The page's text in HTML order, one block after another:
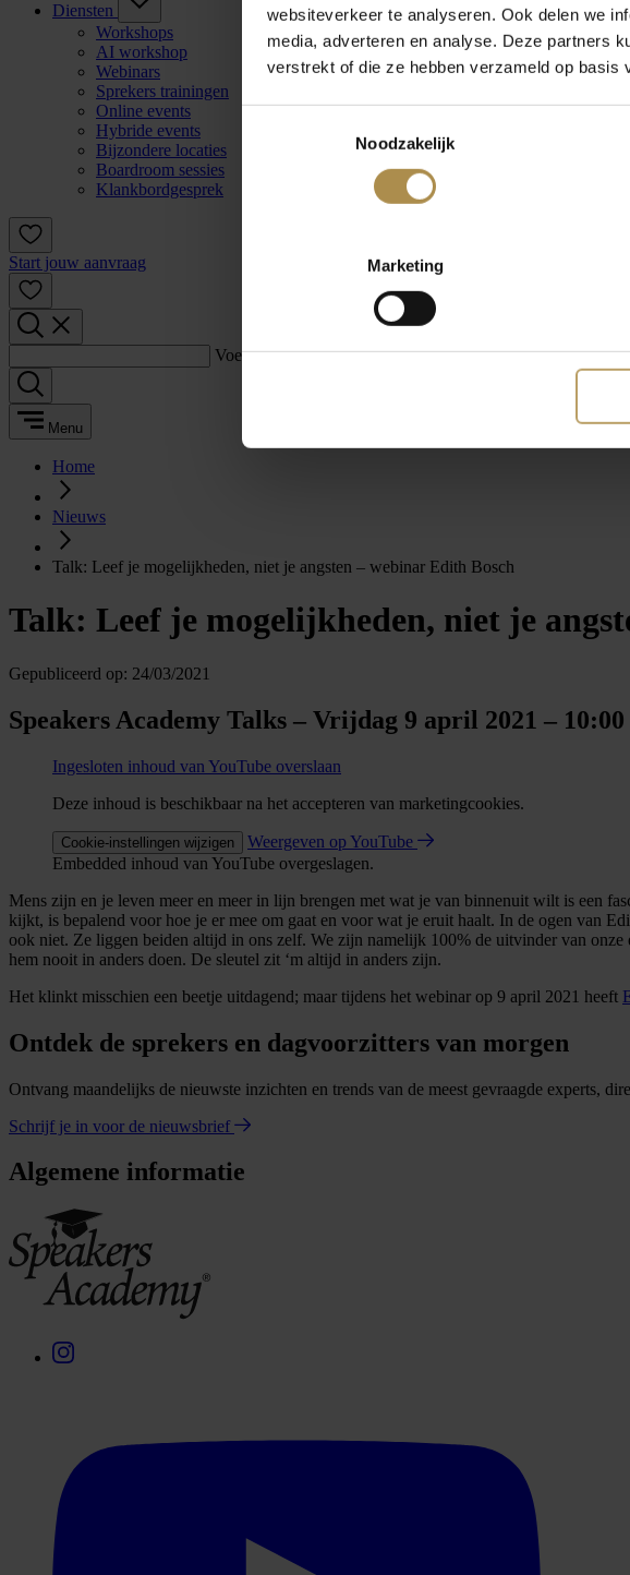
websiteverkeer te analyseren. Ook delen we
media, adverteren en analyse. Deze partners
verstrekt of die ze hebben verzameld op basis
Noodzakelijk
Marketing
Diensten
Workshops
AI workshop
Webinars
Sprekers trainingen
Online events
Hybride events
Bijzondere locaties
Boardroom sessies
Klankbordgesprek
Start jouw aanvraag
Voer een zoekterm in:
Menu
Home
Nieuws
Talk: Leef je mogelijkheden, niet je angsten – webinar Edith Bosch
Talk: Leef je mogelijkheden, niet je
Gepubliceerd op: 24/03/2021
Speakers Academy Talks – Vrijdag 9 april 2021 –
Ingesloten inhoud van YouTube overslaan
Deze inhoud is beschikbaar na het accepteren van marketingcookies.
Cookie-instellingen wijzigen
Weergeven op YouTube
Embedded inhoud van YouTube overgeslagen.
Mens zijn en je leven meer en meer in lijn brengen met wat je van binnenuit wilt is een
kijkt, is bepalend voor hoe je er mee om gaat en voor wat je eruit haalt. In de ogen van
ook niet. Ze liggen beiden altijd in ons zelf. We zijn namelijk 100% de uitvinder van
hem nooit in anders doen. De sleutel zit ‘m altijd in anders zijn.
Het klinkt misschien een beetje uitdagend; maar tijdens het webinar op 9 april 2021 heeft
Ontdek de sprekers en dagvoorzitters van morgen
Ontvang maandelijks de nieuwste inzichten en trends van de meest gevraagde experts,
Schrijf je in voor de nieuwsbrief
Algemene informatie